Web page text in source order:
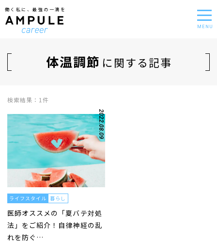
働く私に、最強の一滴を
MENU
体温調節 に関する記事
検索結果：1件
2022.08.09
ライフスタイル 暮らし
医師オススメの「夏バテ対処
法」をご紹介！自律神経の乱
れを防ぐ…